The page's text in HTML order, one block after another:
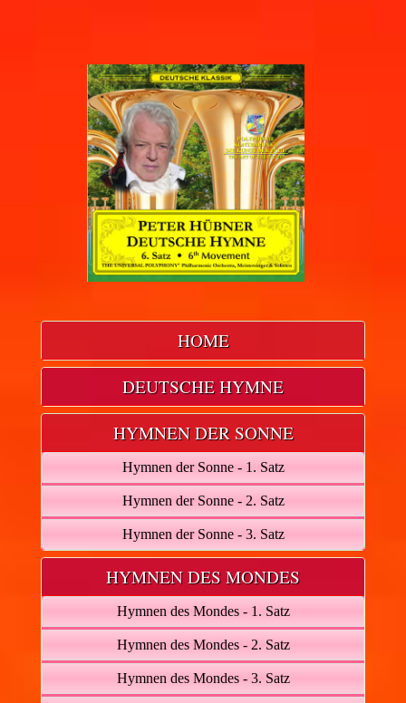
HOME
DEUTSCHE HYMNE
HYMNEN DER SONNE
Hymnen der Sonne - 1. Satz
Hymnen der Sonne - 2. Satz
Hymnen der Sonne - 3. Satz
HYMNEN DES MONDES
Hymnen des Mondes - 1. Satz
Hymnen des Mondes - 2. Satz
Hymnen des Mondes - 3. Satz